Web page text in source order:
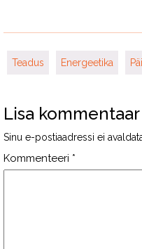
Teadus Energeetika
Lisa kommentaar
Sinu e-postiaadressi ei
Kommenteeri *